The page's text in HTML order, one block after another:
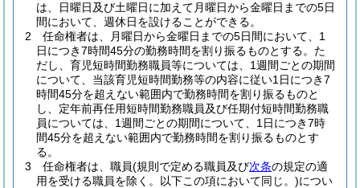
は、日曜日及び土曜日に加えて月曜日から金曜日までの5日
間において、週休日を設けることができる。
2
任命権者は、月曜日から金曜日までの5日間において、1
日につき7時間45分の勤務時間を割り振るものとする。 た
だし、育児短時間勤務職員等については、1週間ごとの期間
について、当該育児短時間勤務等の内容に従い1日につき7
時間45分を超えない範囲内で勤務時間を割り振るものと
し、定年前再任用短時間勤務職員及び任期付短時間勤務職
員については、1週間ごとの期間について、1日につき7時
間45分を超えない範囲内で勤務時間を割り振るものとす
る。
3
任命権者は、職員(規則で定める職員及び次条の規定の適
用を受ける職員を除く。以下この項において同じ。)につい